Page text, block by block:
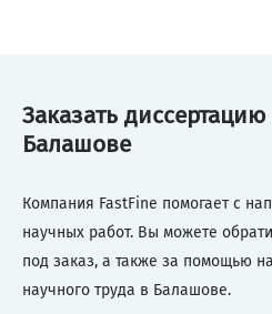
Заказать
Балашове
Компания FastFine помогает с
научных работ. Вы можете
под заказ, а также за помощью
научного труда в Балашове.